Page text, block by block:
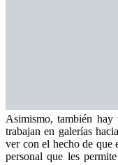
Asimismo, también hay
trabajan en galerías
ver con el hecho de que
personal que les